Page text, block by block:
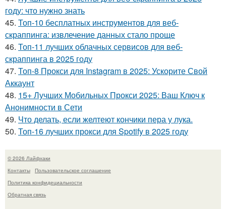
году: что нужно знать
45. Топ-10 бесплатных инструментов для веб-
скраппинга: извлечение данных стало проще
46. Топ-11 лучших облачных сервисов для веб-
скраппинга в 2025 году
47. Топ-8 Прокси для Instagram в 2025: Ускорите Свой
Аккаунт
48. 15+ Лучших Мобильных Прокси 2025: Ваш Ключ к
Анонимности в Сети
49. Что делать, если желтеют кончики пера у лука.
50. Топ-16 лучших прокси для Spotify в 2025 году
© 2026 Лайфхаки
Контакты
Пользовательское соглашение
Политика конфидециальности
Обратная связь